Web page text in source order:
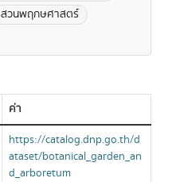
สวนพฤกษศาสตร์
ค่า
https://catalog.dnp.go.th/d
ataset/botanical_garden_an
d_arboretum